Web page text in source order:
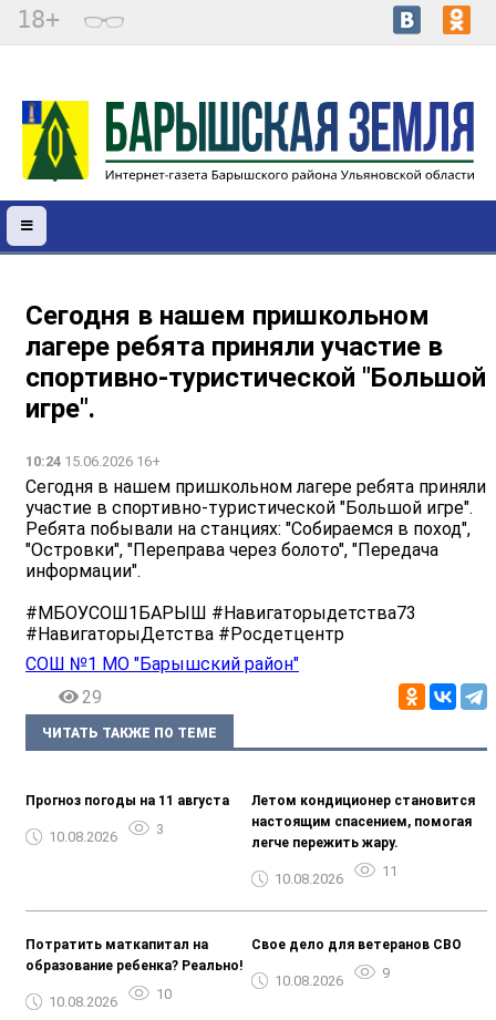
18+
Сегодня в нашем пришкольном
лагере ребята приняли участие в
спортивно-туристической "Большой
игре".
10:24 15.06.2026 16+
Сегодня в нашем пришкольном лагере ребята приняли
участие в спортивно-туристической "Большой игре".
Ребята побывали на станциях: "Собираемся в поход",
"Островки", "Переправа через болото", "Передача
информации".
#МБОУСОШ1БАРЫШ #Навигаторыдетства73
#НавигаторыДетства #Росдетцентр
СОШ №1 МО "Барышский район"
29
ЧИТАТЬ ТАКЖЕ ПО ТЕМЕ
Прогноз погоды на 11 августа
10.08.2026 3
Летом кондиционер становится
настоящим спасением, помогая
легче пережить жару.
10.08.2026 11
Потратить маткапитал на
образование ребенка? Реально!
10.08.2026 10
Свое дело для ветеранов СВО
10.08.2026 9